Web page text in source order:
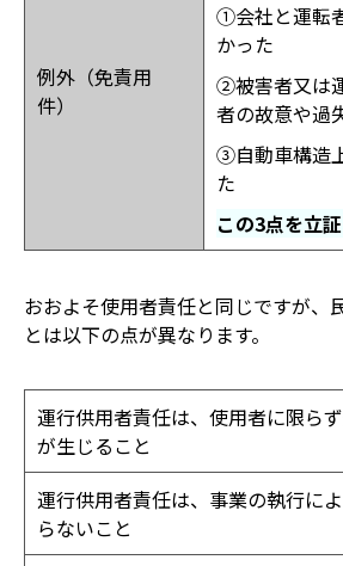
例外（免責用
件）
①会社と運転
かった
②被害者又は
者の故意や過
③自動車構造
た
この3点を立
おおよそ使用者責任と同じですが、
とは以下の点が異なります。
運行供用者責任は、使用者に限ら
が生じること
運行供用者責任は、事業の執行に
らないこと